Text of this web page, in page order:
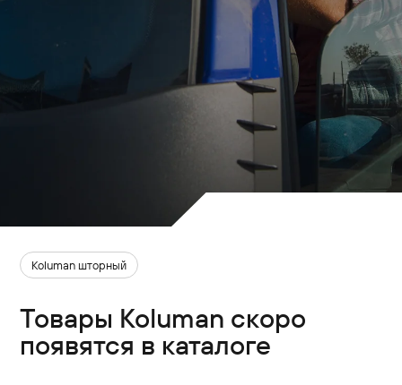
Koluman шторный
Товары Koluman скоро
появятся в каталоге